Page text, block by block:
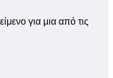
για μια από τις